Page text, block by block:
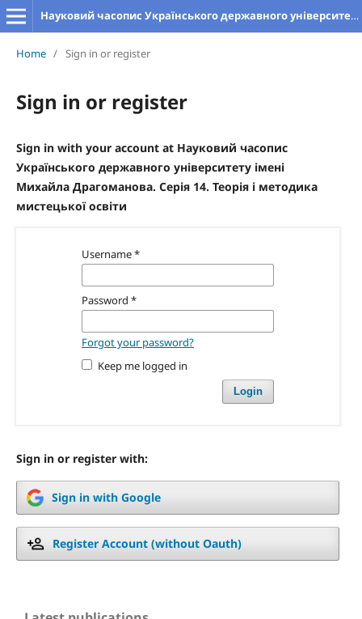
Науковий часопис Українського державного університету імені Михайла Драгоманова. Серія 14. Теорія і методика мистецької освіти
Home / Sign in or register
Sign in or register
Sign in with your account at Науковий часопис
Українського державного університету імені
Михайла Драгоманова. Серія 14. Теорія і методика
мистецької освіти
Username*
Password *
Forgot your password?
Keep me logged in
Login
Sign in or register with:
Sign in with Google
Register Account (without Oauth)